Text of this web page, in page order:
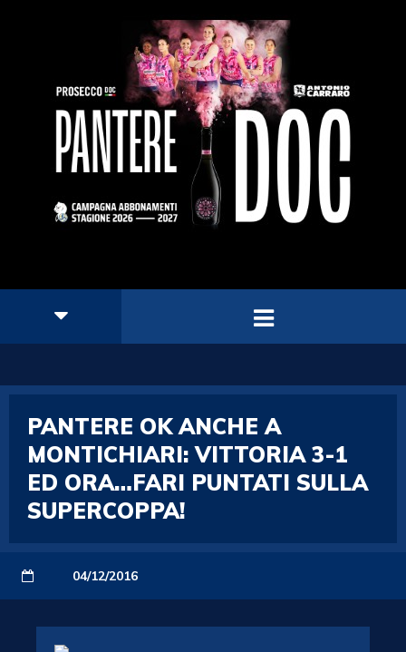
PANTERE OK ANCHE A
MONTICHIARI: VITTORIA 3-1
ED ORA…FARI PUNTATI SULLA
SUPERCOPPA!
04/12/2016